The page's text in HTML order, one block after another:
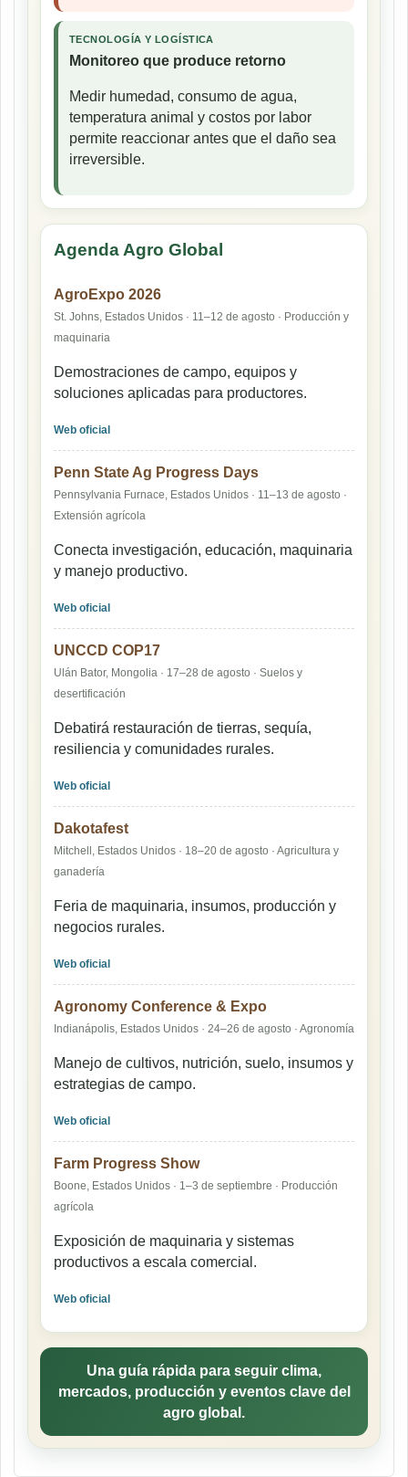
TECNOLOGÍA Y LOGÍSTICA
Monitoreo que produce retorno
Medir humedad, consumo de agua,
temperatura animal y costos por labor
permite reaccionar antes que el daño sea
irreversible.
Agenda Agro Global
AgroExpo 2026
St. Johns, Estados Unidos · 11–12 de agosto · Producción y
maquinaria
Demostraciones de campo, equipos y
soluciones aplicadas para productores.
Web oficial
Penn State Ag Progress Days
Pennsylvania Furnace, Estados Unidos · 11–13 de agosto ·
Extensión agrícola
Conecta investigación, educación, maquinaria
y manejo productivo.
Web oficial
UNCCD COP17
Ulán Bator, Mongolia · 17–28 de agosto · Suelos y
desertificación
Debatirá restauración de tierras, sequía,
resiliencia y comunidades rurales.
Web oficial
Dakotafest
Mitchell, Estados Unidos · 18–20 de agosto · Agricultura y
ganadería
Feria de maquinaria, insumos, producción y
negocios rurales.
Web oficial
Agronomy Conference & Expo
Indianápolis, Estados Unidos · 24–26 de agosto · Agronomía
Manejo de cultivos, nutrición, suelo, insumos y
estrategias de campo.
Web oficial
Farm Progress Show
Boone, Estados Unidos · 1–3 de septiembre · Producción
agrícola
Exposición de maquinaria y sistemas
productivos a escala comercial.
Web oficial
Una guía rápida para seguir clima,
mercados, producción y eventos clave del
agro global.